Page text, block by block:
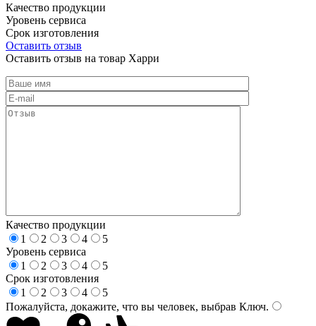
Качество продукции
Уровень сервиса
Срок изготовления
Оставить отзыв
Оставить отзыв на товар Харри
Качество продукции
1
2 3 4
5
Уровень сервиса
1
2 3 4
5
Срок изготовления
1
2 3 4
5
Пожалуйста, докажите, что вы человек, выбрав Ключ.